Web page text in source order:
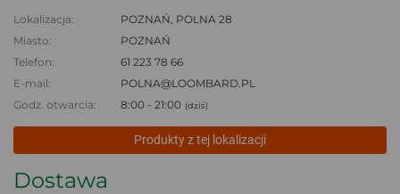
Lokalizacja:
POZNAŃ, POLNA 28
Miasto:
POZNAŃ
Telefon:
61 223 78 66
E-mail:
POLNA@LOOMBARD.PL
Godz. otwarcia:
8:00 - 21:00 (dziś)
Produkty z tej lokalizacji
Dostawa